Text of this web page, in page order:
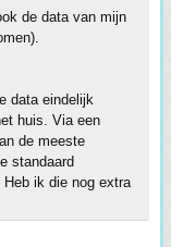
de data van mijn
data eindelijk
huis. Via een
de meeste
standaard
ik die nog extra